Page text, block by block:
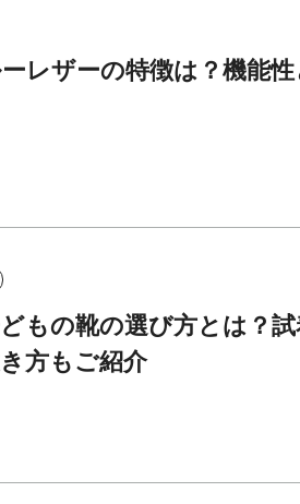
レザーの特徴は？機能
もの靴の選び方とは？
方もご紹介